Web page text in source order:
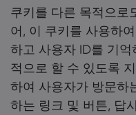
쿠키를 다른 목적으로
어, 이 쿠키를 사용하
하고 사용자 ID를 기
적으로 할 수 있도록
하여 사용자가 방문하
하는 링크 및 버튼, 답